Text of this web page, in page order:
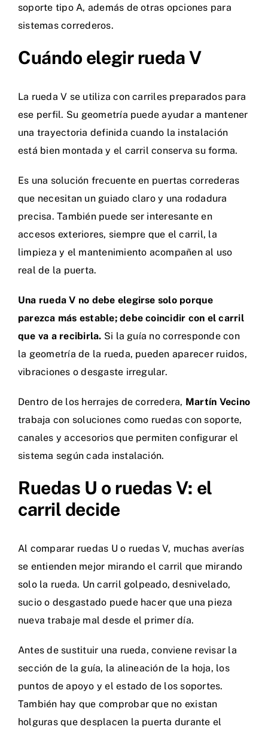
soporte tipo A, además de otras opciones para
sistemas correderos.
Cuándo elegir rueda V
La rueda V se utiliza con carriles preparados para
ese perfil. Su geometría puede ayudar a mantener
una trayectoria definida cuando la instalación
está bien montada y el carril conserva su forma.
Es una solución frecuente en puertas correderas
que necesitan un guiado claro y una rodadura
precisa. También puede ser interesante en
accesos exteriores, siempre que el carril, la
limpieza y el mantenimiento acompañen al uso
real de la puerta.
Una rueda V no debe elegirse solo porque
parezca más estable; debe coincidir con el carril
que va a recibirla. Si la guía no corresponde con
la geometría de la rueda, pueden aparecer ruidos,
vibraciones o desgaste irregular.
Dentro de los herrajes de corredera, Martín Vecino
trabaja con soluciones como ruedas con soporte,
canales y accesorios que permiten configurar el
sistema según cada instalación.
Ruedas U o ruedas V: el
carril decide
Al comparar ruedas U o ruedas V, muchas averías
se entienden mejor mirando el carril que mirando
solo la rueda. Un carril golpeado, desnivelado,
sucio o desgastado puede hacer que una pieza
nueva trabaje mal desde el primer día.
Antes de sustituir una rueda, conviene revisar la
sección de la guía, la alineación de la hoja, los
puntos de apoyo y el estado de los soportes.
También hay que comprobar que no existan
holguras que desplacen la puerta durante el